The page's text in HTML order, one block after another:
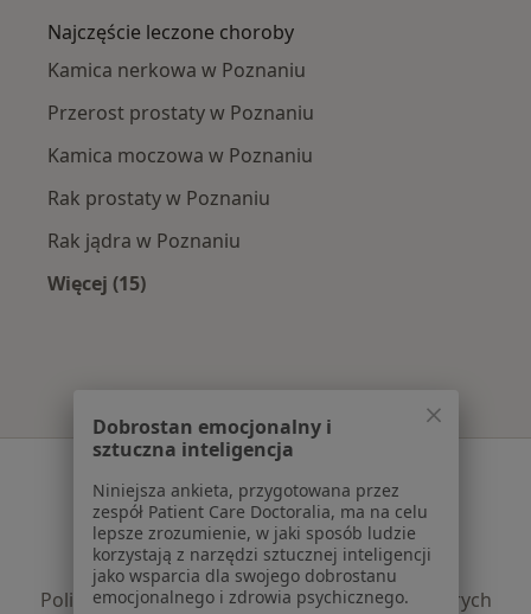
Najczęście leczone choroby
Kamica nerkowa w Poznaniu
Przerost prostaty w Poznaniu
Kamica moczowa w Poznaniu
Rak prostaty w Poznaniu
Rak jądra w Poznaniu
Więcej (15)
Serwis
Regulamin
Polityka prywatności pacjentów
Polityka prywatności profesjonalistów
Polityka prywatności dla profesjonalistów, których
Dobrostan emocjonalny i
sztuczna inteligencja
Niniejsza ankieta, przygotowana przez
zespół Patient Care Doctoralia, ma na celu
lepsze zrozumienie, w jaki sposób ludzie
korzystają z narzędzi sztucznej inteligencji
jako wsparcia dla swojego dobrostanu
emocjonalnego i zdrowia psychicznego.